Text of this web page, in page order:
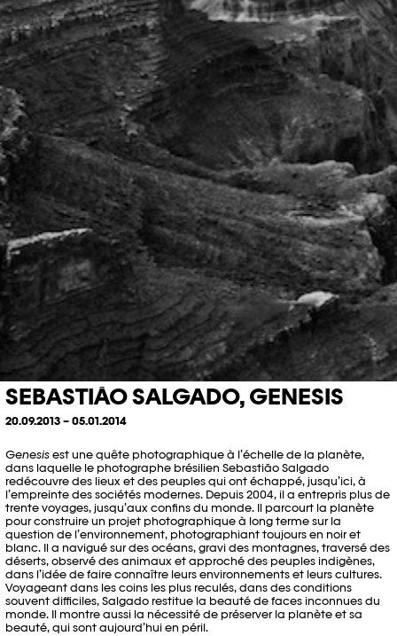
SEBASTIÃO SALGADO, GENESIS
20.09.2013 – 05.01.2014
Genesis est une quête photographique à l’échelle de la planète,
dans laquelle le photographe brésilien Sebastião Salgado
redécouvre des lieux et des peuples qui ont échappé, jusqu’ici, à
l’empreinte des sociétés modernes. Depuis 2004, il a entrepris plus de
trente voyages, jusqu’aux confins du monde. Il parcourt la planète
pour construire un projet photographique à long terme sur la
question de l’environnement, photographiant toujours en noir et
blanc. Il a navigué sur des océans, gravi des montagnes, traversé des
déserts, observé des animaux et approché des peuples indigènes,
dans l’idée de faire connaître leurs environnements et leurs cultures.
Voyageant dans les coins les plus reculés, dans des conditions
souvent difficiles, Salgado restitue la beauté de faces inconnues du
monde. Il montre aussi la nécessité de préserver la planète et sa
beauté, qui sont aujourd’hui en péril.